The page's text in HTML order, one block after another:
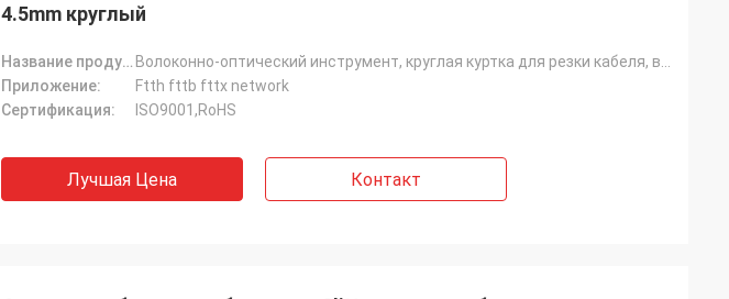
rhode alain,Франция
Очень приятно работать с настоящими
отзывчивы.
4.5mm круглый
Название продукта:
Приложение:
Ftth fttb fttx network
Сертификация:
ISO9001,RoHS
Лучшая Цена Контакт